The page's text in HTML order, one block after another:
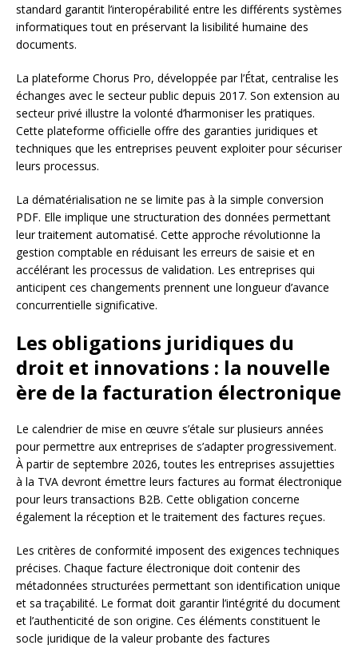
standard garantit l’interopérabilité entre les différents systèmes
informatiques tout en préservant la lisibilité humaine des
documents.
La plateforme Chorus Pro, développée par l’État, centralise les
échanges avec le secteur public depuis 2017. Son extension au
secteur privé illustre la volonté d’harmoniser les pratiques.
Cette plateforme officielle offre des garanties juridiques et
techniques que les entreprises peuvent exploiter pour sécuriser
leurs processus.
La dématérialisation ne se limite pas à la simple conversion
PDF. Elle implique une structuration des données permettant
leur traitement automatisé. Cette approche révolutionne la
gestion comptable en réduisant les erreurs de saisie et en
accélérant les processus de validation. Les entreprises qui
anticipent ces changements prennent une longueur d’avance
concurrentielle significative.
Les obligations juridiques du
droit et innovations : la nouvelle
ère de la facturation électronique
Le calendrier de mise en œuvre s’étale sur plusieurs années
pour permettre aux entreprises de s’adapter progressivement.
À partir de septembre 2026, toutes les entreprises assujetties
à la TVA devront émettre leurs factures au format électronique
pour leurs transactions B2B. Cette obligation concerne
également la réception et le traitement des factures reçues.
Les critères de conformité imposent des exigences techniques
précises. Chaque facture électronique doit contenir des
métadonnées structurées permettant son identification unique
et sa traçabilité. Le format doit garantir l’intégrité du document
et l’authenticité de son origine. Ces éléments constituent le
socle juridique de la valeur probante des factures